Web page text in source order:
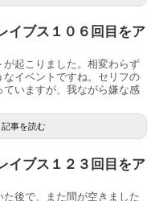
イブス１０６回目をア
起こりました。相変わらず
なイベントですね。セリフの
いますが、我ながら嫌な感
記事を読む
イブス１２３回目をア
た後で、また間が空きました